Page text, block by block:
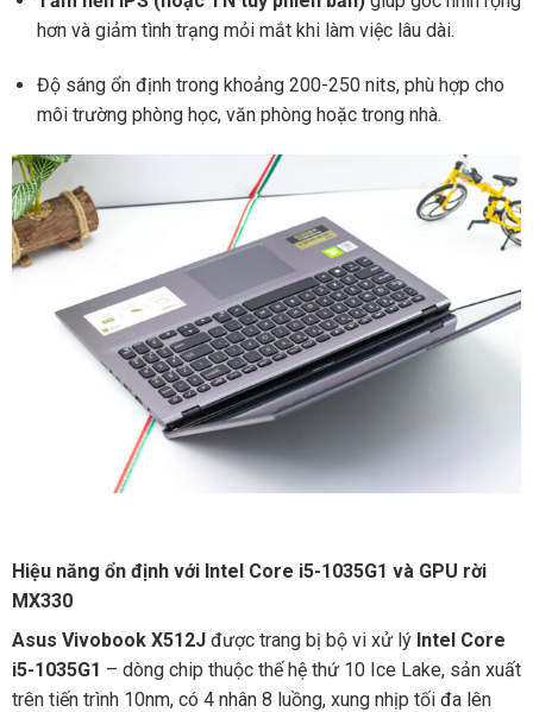
hơn và giảm tình trạng mỏi mắt khi làm việc lâu dài.
Độ sáng ổn định trong khoảng 200-250 nits, phù hợp cho
môi trường phòng học, văn phòng hoặc trong nhà.
Hiệu năng ổn định với Intel Core i5-1035G1 và GPU rời
MX330
Asus Vivobook X512Jđược trang bị bộ vi xử lý Intel Core
i5-1035G1 – dòng chip thuộc thế hệ thứ 10 Ice Lake, sản xuất
trên tiến trình 10nm, có 4 nhân 8 luồng, xung nhịp tối đa lên